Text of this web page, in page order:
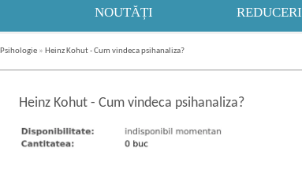
NOUTĂȚI REDUCERI
Psihologie » Heinz Kohut - Cum vindeca psihanaliza?
Heinz Kohut - Cum vindeca psihanaliza?